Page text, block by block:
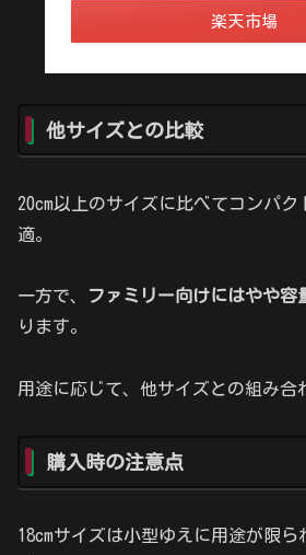
楽天市場
他サイズとの比較
20cm以上のサイズに比べてコンパ
適。
一方で、 ファミリー向けにはやや容
ります。
用途に応じて、他サイズとの組み合
購入時の注意点
18cmサイズは小型ゆえに用途が限